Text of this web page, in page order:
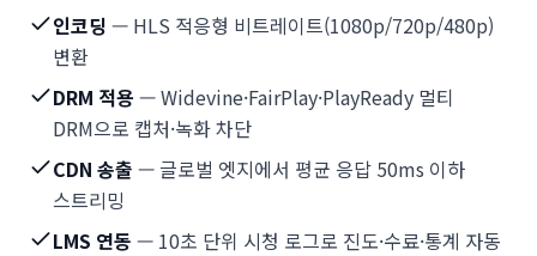
인코딩 — HLS 적응형 비트레이트(1080p/720p/480p)
변환
DRM 적용 — Widevine·FairPlay·PlayReady 멀티
DRM으로 캡처·녹화 차단
CDN 송출 — 글로벌 엣지에서 평균 응답 50ms 이하
스트리밍
LMS 연동 — 10초 단위 시청 로그로 진도·수료·통계 자동